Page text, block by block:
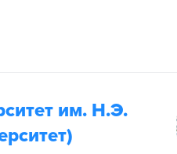
им. Н.Э.